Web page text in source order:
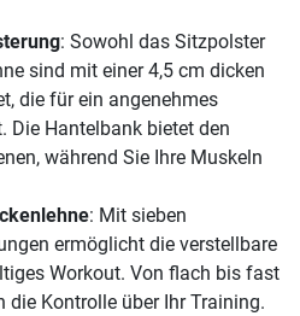
: Sowohl das Sitzpolster
sind mit einer 4,5 cm dicken
die für ein angenehmes
Die Hantelbank bietet den
während Sie Ihre Muskeln
: Mit sieben
ermöglicht die verstellbare
Workout. Von flach bis fast
die Kontrolle über Ihr Training.